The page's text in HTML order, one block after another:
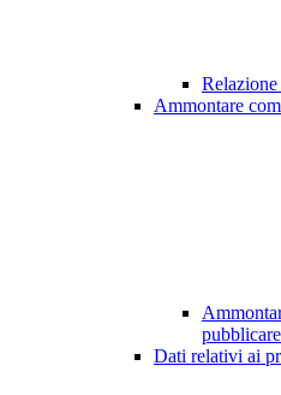
Ammontare
Dati relativi ai